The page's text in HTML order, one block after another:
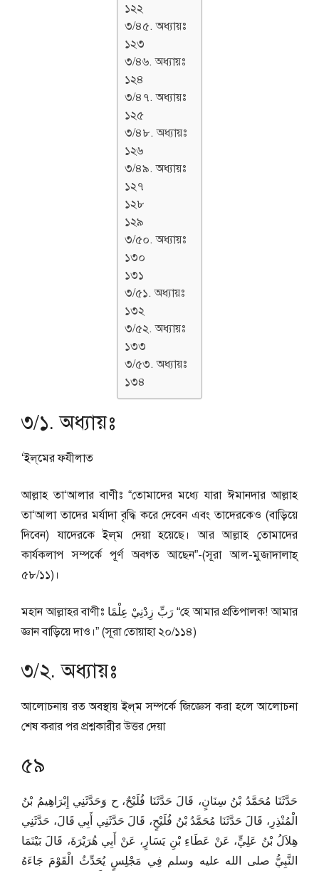
১২২
৩/৪৫. অধ্যায়ঃ
১২৩
৩/৪৬. অধ্যায়ঃ
১২৪
৩/৪৭. অধ্যায়ঃ
১২৫
৩/৪৮. অধ্যায়ঃ
১২৬
৩/৪৯. অধ্যায়ঃ
১২৭
১২৮
১২৯
৩/৫০. অধ্যায়ঃ
১৩০
১৩১
৩/৫১. অধ্যায়ঃ
১৩২
৩/৫২. অধ্যায়ঃ
১৩৩
৩/৫৩. অধ্যায়ঃ
১৩৪
৩/১. অধ্যায়ঃ
‘ইল্‌মের ফযীলাত
আল্লাহ তা‘আলার বাণীঃ “তোমাদের মধ্যে যারা ঈমানদার আল্লাহ
তা‘আলা তাদের মর্যাদা বৃদ্ধি করে দেবেন এবং তাদেরকেও (বাড়িয়ে
দিবেন) যাদেরকে ইল্‌ম দেয়া হয়েছে। আর আল্লাহ তোমাদের
কার্যকলাপ সম্পর্কে পূর্ণ অবগত আছেন”-(সূরা আল-মুজাদালাহ্‌
৫৮/১১)।
মহান আল্লাহর বাণীঃ رَبِّ زِدْنِيْ عِلْمًا “হে আমার প্রতিপালক! আমার
জ্ঞান বাড়িয়ে দাও।” (সূরা তোয়াহা ২০/১১৪)
৩/২. অধ্যায়ঃ
আলোচনায় রত অবস্থায় ইল্‌ম সম্পর্কে জিজ্ঞেস করা হলে আলোচনা
শেষ করার পর প্রশ্নকারীর উত্তর দেয়া
৫৯
حَدَّثَنَا مُحَمَّدُ بْنُ سِنَانٍ، قَالَ حَدَّثَنَا فُلَيْحٌ، ح وَحَدَّثَنِي إِبْرَاهِيمُ بْنُ
الْمُنْذِرِ، قَالَ حَدَّثَنَا مُحَمَّدُ بْنُ فُلَيْحٍ، قَالَ حَدَّثَنِي أَبِي قَالَ، حَدَّثَنِي
هِلاَلُ بْنُ عَلِيٍّ، عَنْ عَطَاءِ بْنِ يَسَارٍ، عَنْ أَبِي هُرَيْرَةَ، قَالَ بَيْنَمَا
النَّبِيُّ صلى الله عليه وسلم فِي مَجْلِسٍ يُحَدِّثُ الْقَوْمَ جَاءَهُ